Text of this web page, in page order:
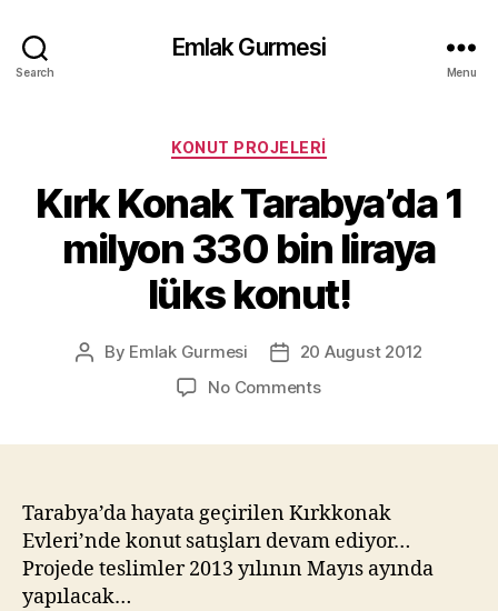
Search
Emlak Gurmesi
Menu
Categories
KONUT PROJELERI
Kırk Konak Tarabya’da 1
milyon 330 bin liraya
lüks konut!
Post
By Emlak Gurmesi
Post20 August 2012
No Commentson
milyon
330
bin
liraya
Tarabya’da hayata geçirilen Kırkkonak
Evleri’nde konut satışları devam ediyor…
Projede teslimler 2013 yılının Mayıs ayında
yapılacak…